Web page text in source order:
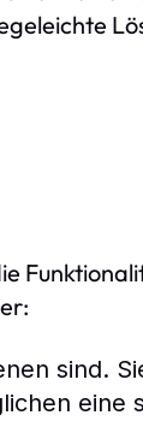
sind.
eine